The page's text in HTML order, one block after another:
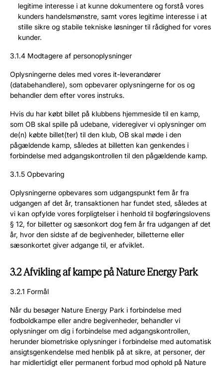
legitime interesse i at kunne dokumentere og forstå vores
kunders handelsmønstre, samt vores legitime interesse i at
stille sikre og stabile tekniske løsninger til rådighed for vores
kunder.
3.1.4 Modtagere af personoplysninger
Oplysningerne deles med vores it-leverandører
(databehandlere), som opbevarer oplysningerne for os og
behandler dem efter vores instruks.
Hvis du har købt billet på klubbens hjemmeside til en kamp,
som OB skal spille på udebane, videregiver vi oplysninger om
de(n) købte billet(ter) til den klub, OB skal møde i den
pågældende kamp, således at billetten kan genkendes i
forbindelse med adgangskontrollen til den pågældende kamp.
3.1.5 Opbevaring
Oplysningerne opbevares som udgangspunkt fem år fra
udgangen af det år, transaktionen har fundet sted, således at
vi kan opfylde vores forpligtelser i henhold til bogføringslovens
§ 12, for billetter og sæsonkort dog fem år fra udgangen af det
år, hvor den sidste af de begivenheder, billetterne eller
sæsonkortet giver adgange til, er afviklet.
3.2 Afvikling af kampe på Nature Energy Park
3.2.1 Formål
Når du besøger Nature Energy Park i forbindelse med
fodboldkampe eller andre begivenheder, behandler vi
oplysninger om dig i forbindelse med adgangskontrollen,
herunder biometriske oplysninger i forbindelse med automatisk
ansigtsgenkendelse med henblik på at sikre, at personer, der
har midlertidigt eller permanent forbud mod ophold på Nature